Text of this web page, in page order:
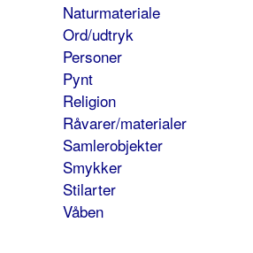
Naturmateriale
Ord/udtryk
Personer
Pynt
Religion
Råvarer/materialer
Samlerobjekter
Smykker
Stilarter
Våben